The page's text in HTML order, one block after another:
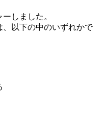
しました。
、以下の中のいずれかで